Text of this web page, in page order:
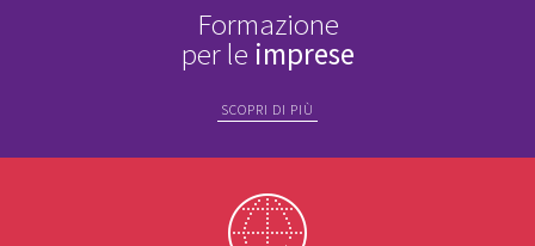
Formazione
per le imprese
SCOPRI DI PIÙ